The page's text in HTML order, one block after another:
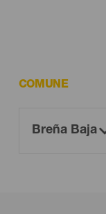
COMUNE